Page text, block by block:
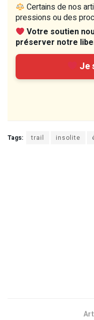
Certains de nos
pressions ou des
Votre soutien
préserver notre
Je
Tags: trail insolite